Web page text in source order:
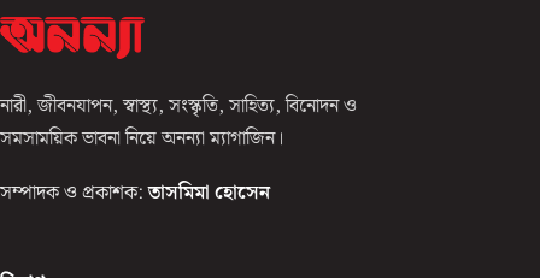
নারী, জীবনযাপন, স্বাস্থ্য, সংস্কৃতি, সাহিত্য, বিনোদন ও
সমসাময়িক ভাবনা নিয়ে অনন্যা ম্যাগাজিন।
সম্পাদক ও প্রকাশক: তাসমিমা হোসেন